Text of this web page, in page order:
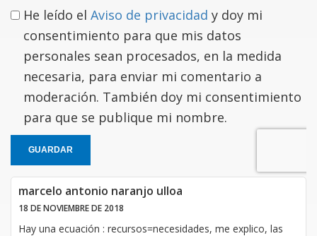
He leído el Aviso de privacidad y doy mi
consentimiento para que mis datos
personales sean procesados, en la medida
necesaria, para enviar mi comentario a
moderación. También doy mi consentimiento
para que se publique mi nombre.
GUARDAR
marcelo antonio naranjo ulloa
18 DE NOVIEMBRE DE 2018
Hay una ecuación : recursos=necesidades, me explico, las